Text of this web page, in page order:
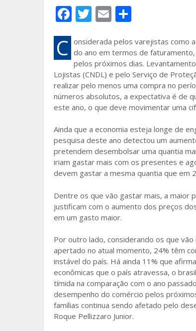
F
ac
e
b
o
o
k
T
w
itt
er
E
m
ai
l
ar
e
C onsiderada pelos varejistas como
do ano em termos de
pelos próximos dias.
Lojistas (CNDL) e pelo Serviço de
realizar pelo menos uma compra no
números absolutos, a expectativa é de
este ano, o que deve movimentar uma
Ainda que a economia esteja longe de
pesquisa deste ano detectou um
pretendem desembolsar uma quantia
iriam gastar mais com os presentes e
devem gastar a mesma quantia que em
Dentre os que vão gastar mais, a maior
justificam com o aumento dos preços
em um gasto maior.
Por outro lado, considerando os que
apertado no atual momento, 24% têm
instável do país. Há ainda 11% que
econômicas que o país atravessa, o
tímida na comparação com o ano
desempenho do comércio pelos
famílias continua sendo afetado pelo
Roque Pellizzaro Junior.